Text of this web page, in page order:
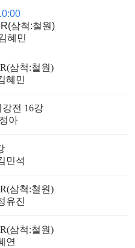
삼척:철원)
혜민
삼척:철원)
혜민
전 16강
아
민석
삼척:철원)
유진
삼척:철원)
연